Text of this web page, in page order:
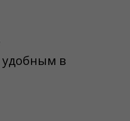
удобным в